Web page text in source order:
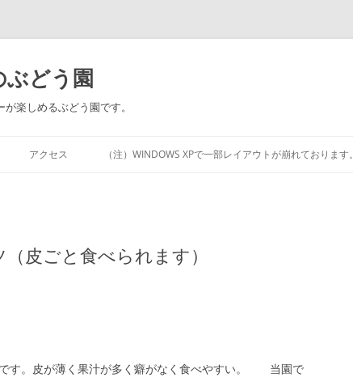
どう園
楽しめるぶどう園です。
アクセス （注）WINDOWS XPで一部レイアウトが崩れております。
皮ごと食べられます）
す。皮が薄く果汁が多く癖がなく食べやすい。 当園で